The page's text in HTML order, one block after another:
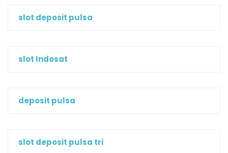
slot deposit pulsa
slot Indosat
deposit pulsa
slot deposit pulsa tri